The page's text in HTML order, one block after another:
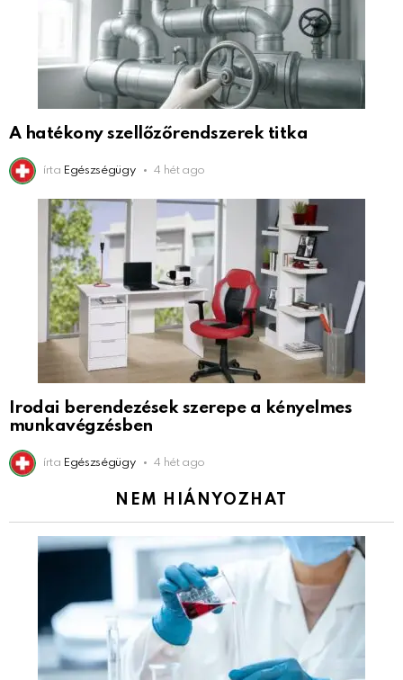
A hatékony szellőzőrendszerek titka
írta Egészségügy 4 hét ago
Irodai berendezések szerepe a kényelmes
munkavégzésben
írta Egészségügy 4 hét ago
NEM HIÁNYOZHAT